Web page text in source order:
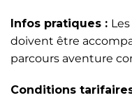
Infos pratiques :
doivent être
parcours aventure
Conditions